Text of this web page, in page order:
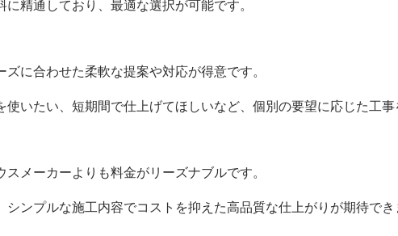
通しており、最適な選択が可能です。
合わせた柔軟な提案や対応が得意です。
たい、短期間で仕上げてほしいなど、個別の要望に応じた工事
ーカーよりも料金がリーズナブルです。
プルな施工内容でコストを抑えた高品質な仕上がりが期待でき